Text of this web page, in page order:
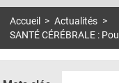
S'ABONNER À LA REVUE
Accueil > Actualités >
SANTÉ CÉRÉBRALE :